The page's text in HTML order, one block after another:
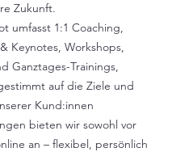
Zukunft.
umfasst 1:1 Coaching,
Keynotes, Workshops,
Ganztages-Trainings,
auf die Ziele und
Kund:innen
bieten wir sowohl vor
an – flexibel, persönlich